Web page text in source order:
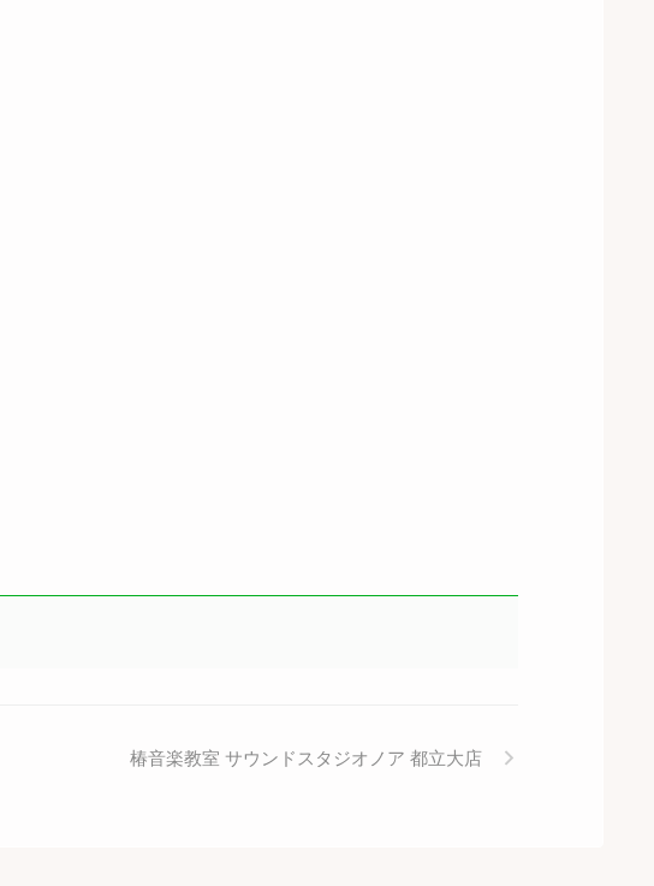
椿音楽教室 サウンドスタジオノア 都立大店